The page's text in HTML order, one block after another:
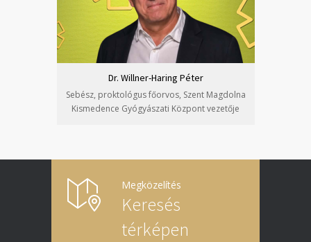
Dr. Willner-Haring Péter
Sebész, proktológus főorvos, Szent Magdolna
Kismedence Gyógyászati Központ vezetője
Megközelítés
Keresés
térképen